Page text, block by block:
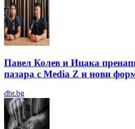
Павел Колев и Ицака
пазара с Media Z и нови
dbr.bg